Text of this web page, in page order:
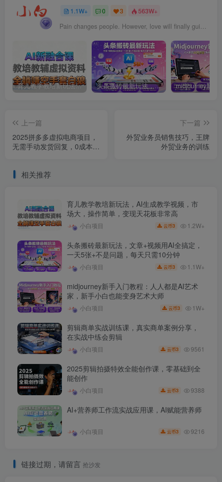
1.1W+ 0 3 563W+
Pain changes people. However, love will finally guide them back.
育儿教学教培新玩法，AI生成教学视频，市场大，操作简单，变现天花板非常高 头条搬砖最新玩法，文章+视频用AI全搞定，一天5张+不是问题，每天只需10分钟
上一篇
2025拼多多虚拟电商项目，
无需手动发货回复，0成本，
下一篇
外贸业务员销售技巧，王牌
外贸业务的训练
相关推荐
育儿教学教培新玩法，AI生成教学视频，市
场大，操作简单，变现天花板非常高
小白项目 云币3 1.2W+
头条搬砖最新玩法，文章+视频用AI全搞定，
一天5张+不是问题，每天只需10分钟
小白项目 云币3 1.1W+
midjourney新手入门教程：人人都是AI艺术
家，新手小白也能变身艺术大师
小白项目 云币3 1W+
剪辑商单实战训练课，真实商单案例分享，
在实战中练会剪辑
小白项目 云币3 9561
2025剪辑拍摄特效全能创作课，零基础到全
能创作
小白项目 云币3 9388
AI+营养师工作流实战应用课，AI赋能营养师
小白项目 云币3 9216
链接过期，请留言 抢沙发